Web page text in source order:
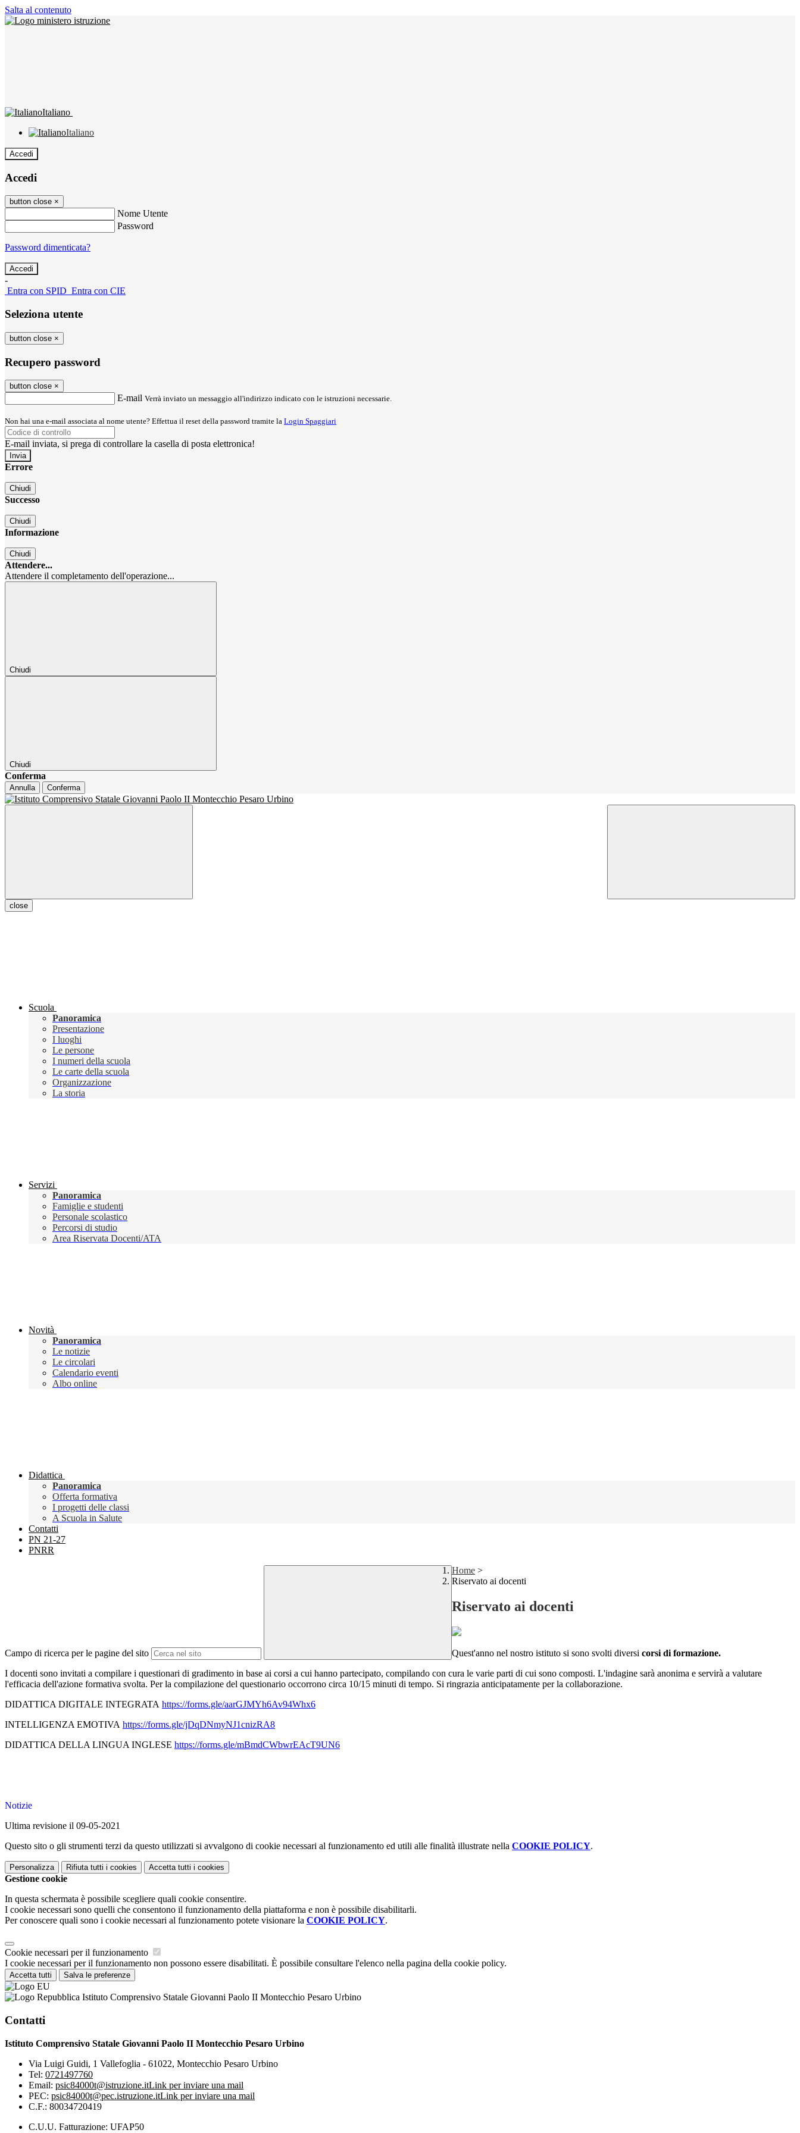
Salta al contenuto
Italiano
Italiano
Accedi
Accedi
button close ×
Nome Utente
Password
Password dimenticata?
-
Entra con SPID Entra con CIE
Seleziona utente
button close ×
Recupero password
button close ×
E-mail Verrà inviato un messaggio all'indirizzo indicato con le istruzioni necessarie.
Non hai una e-mail associata al nome utente? Effettua il reset della password tramite la Login Spaggiari
E-mail inviata, si prega di controllare la casella di posta elettronica!
Errore
Chiudi
Successo
Chiudi
Informazione
Chiudi
Attendere...
Attendere il completamento dell'operazione...
Chiudi
Chiudi
Conferma
Annulla Conferma
close
Scuola
Panoramica
Presentazione
I luoghi
Le persone
I numeri della scuola
Le carte della scuola
Organizzazione
La storia
Servizi
Panoramica
Famiglie e studenti
Personale scolastico
Percorsi di studio
Area Riservata Docenti/ATA
Novità
Panoramica
Le notizie
Le circolari
Calendario eventi
Albo online
Didattica
Panoramica
Offerta formativa
I progetti delle classi
A Scuola in Salute
Contatti
PN 21-27
PNRR
Campo di ricerca per le pagine del sito
Home >
Riservato ai docenti
Riservato ai docenti
Quest'anno nel nostro istituto si sono svolti diversi corsi di formazione.
I docenti sono invitati a compilare i questionari di gradimento in base ai corsi a cui hanno partecipato, compilando con cura le varie parti di cui sono composti. L'indagine sarà anonima e servirà a valutare
l'efficacia dell'azione formativa svolta. Per la compilazione del questionario occorrono circa 10/15 minuti di tempo. Si ringrazia anticipatamente per la collaborazione.
DIDATTICA DIGITALE INTEGRATA https://forms.gle/aarGJMYh6Av94Whx6
INTELLIGENZA EMOTIVA https://forms.gle/jDqDNmyNJ1cnizRA8
DIDATTICA DELLA LINGUA INGLESE https://forms.gle/mBmdCWbwrEAcT9UN6
Notizie
Ultima revisione il 09-05-2021
Questo sito o gli strumenti terzi da questo utilizzati si avvalgono di cookie necessari al funzionamento ed utili alle finalità illustrate nella COOKIE POLICY.
Personalizza Rifiuta tutti i cookies Accetta tutti i cookies
Gestione cookie
In questa schermata è possibile scegliere quali cookie consentire.
I cookie necessari sono quelli che consentono il funzionamento della piattaforma e non è possibile disabilitarli.
Per conoscere quali sono i cookie necessari al funzionamento potete visionare la COOKIE POLICY.
Cookie necessari per il funzionamento
I cookie necessari per il funzionamento non possono essere disabilitati. È possibile consultare l'elenco nella pagina della cookie policy.
Accetta tutti Salva le preferenze
Istituto Comprensivo Statale Giovanni Paolo II Montecchio Pesaro Urbino
Contatti
Istituto Comprensivo Statale Giovanni Paolo II Montecchio Pesaro Urbino
Via Luigi Guidi, 1 Vallefoglia - 61022, Montecchio Pesaro Urbino
Tel: 0721497760
Email: psic84000t@istruzione.itLink per inviare una mail
PEC: psic84000t@pec.istruzione.itLink per inviare una mail
C.F.: 80034720419
C.U.U. Fatturazione: UFAP50